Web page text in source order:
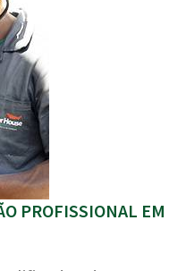
PROFISSIONAL EM